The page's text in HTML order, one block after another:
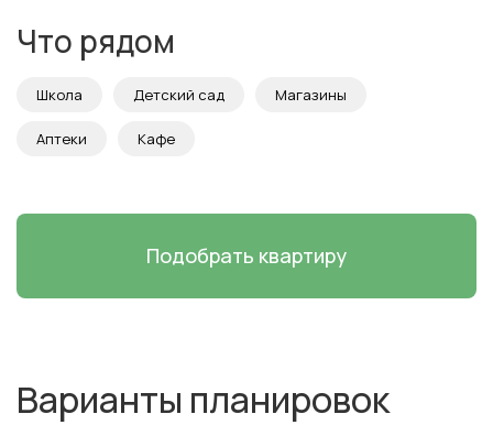
Что рядом
Школа Детский сад Магазины
Аптеки Кафе
Подобрать квартиру
Варианты планировок